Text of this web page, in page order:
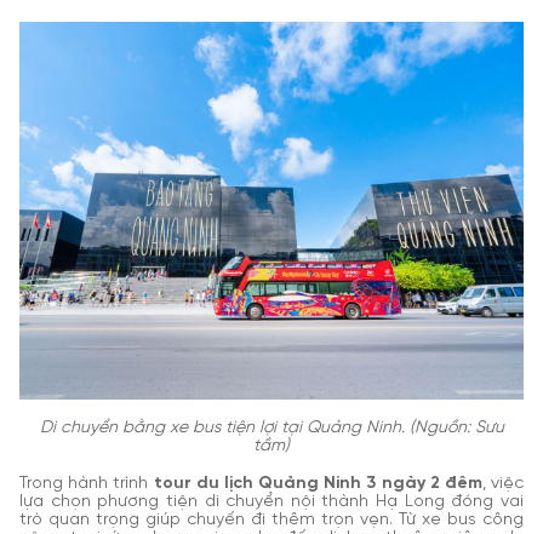
Di chuyển bằng xe bus tiện lợi tại Quảng Ninh. (Nguồn: Sưu
tầm)
Trong hành trình tour du lịch Quảng Ninh 3 ngày 2 đêm, việc
lựa chọn phương tiện di chuyển nội thành Hạ Long đóng vai
trò quan trọng giúp chuyến đi thêm trọn vẹn. Từ xe bus công